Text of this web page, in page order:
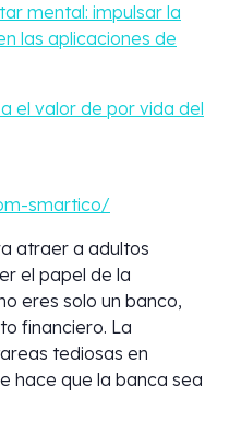
mental: impulsar la
las aplicaciones de
el valor de por vida del
smartico/
atraer a adultos
el papel de la
eres solo un banco,
financiero. La
tediosas en
hace que la banca sea